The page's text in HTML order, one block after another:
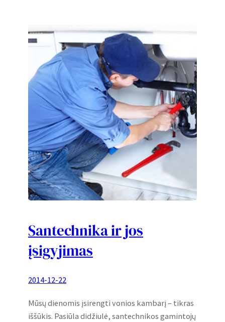
Santechnika ir jos
įsigyjimas
2014-12-22
Mūsų dienomis įsirengti vonios kambarį – tikras
iššūkis. Pasiūla didžiulė, santechnikos gamintojų